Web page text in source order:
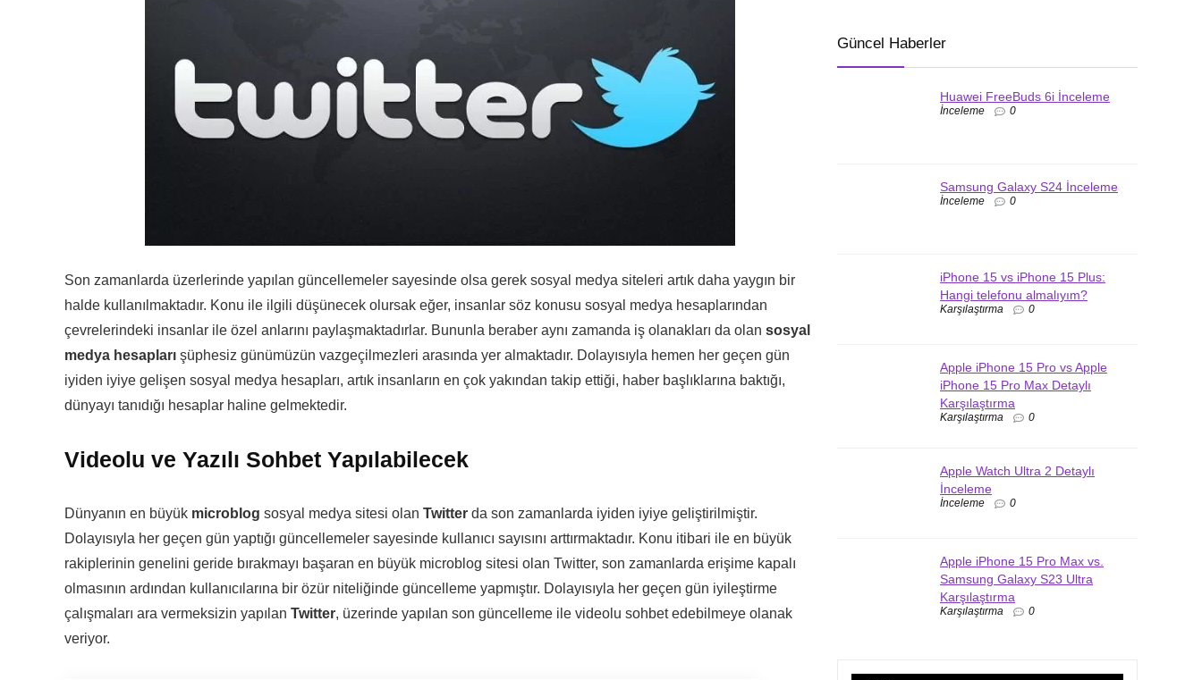
Son zamanlarda üzerlerinde yapılan güncellemeler sayesinde olsa gerek sosyal medya siteleri artık daha yaygın bir
halde kullanılmaktadır. Konu ile ilgili düşünecek olursak eğer, insanlar söz konusu sosyal medya hesaplarından
çevrelerindeki insanlar ile özel anlarını paylaşmaktadırlar. Bununla beraber aynı zamanda iş olanakları da olan sosyal
medya hesapları şüphesiz günümüzün vazgeçilmezleri arasında yer almaktadır. Dolayısıyla hemen her geçen gün
iyiden iyiye gelişen sosyal medya hesapları, artık insanların en çok yakından takip ettiği, haber başlıklarına baktığı,
dünyayı tanıdığı hesaplar haline gelmektedir.
Videolu ve Yazılı Sohbet Yapılabilecek
Dünyanın en büyük microblog sosyal medya sitesi olan Twitter da son zamanlarda iyiden iyiye geliştirilmiştir.
Dolayısıyla her geçen gün yaptığı güncellemeler sayesinde kullanıcı sayısını arttırmaktadır. Konu itibari ile en büyük
rakiplerinin genelini geride bırakmayı başaran en büyük microblog sitesi olan Twitter, son zamanlarda erişime kapalı
olmasının ardından kullanıcılarına bir özür niteliğinde güncelleme yapmıştır. Dolayısıyla her geçen gün iyileştirme
çalışmaları ara vermeksizin yapılan Twitter, üzerinde yapılan son güncelleme ile videolu sohbet edebilmeye olanak
veriyor.
Güncel Haberler
Huawei FreeBuds 6i İnceleme
İnceleme 0
Samsung Galaxy S24 İnceleme
İnceleme 0
iPhone 15 vs iPhone 15 Plus:
Hangi telefonu almalıyım?
Karşılaştırma 0
Apple iPhone 15 Pro vs Apple
iPhone 15 Pro Max Detaylı
Karşılaştırma
Karşılaştırma 0
Apple Watch Ultra 2 Detaylı
İnceleme
İnceleme 0
Apple iPhone 15 Pro Max vs.
Samsung Galaxy S23 Ultra
Karşılaştırma
Karşılaştırma 0